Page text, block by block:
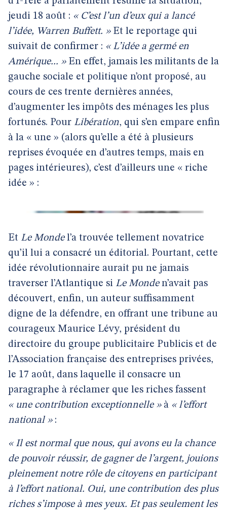
jeudi 18 août : « C’est l’un d’eux qui a lancé
l’idée, Warren Buffett. »Et le reportage qui
suivait de confirmer : « L’idée a germé en
Amérique... »En effet, jamais les militants de la
gauche sociale et politique n’ont proposé, au
cours de ces trente dernières années,
d’augmenter les impôts des ménages les plus
fortunés. Pour Libération, qui s’en empare enfin
à la « une » (alors qu’elle a été à plusieurs
reprises évoquée en d’autres temps, mais en
pages intérieures), c’est d’ailleurs une « riche
idée » :
Et Le Mondel’a trouvée tellement novatrice
qu’il lui a consacré un éditorial. Pourtant, cette
idée révolutionnaire aurait pu ne jamais
traverser l’Atlantique si Le Monden’avait pas
découvert, enfin, un auteur suffisamment
digne de la défendre, en offrant une tribune au
courageux Maurice Lévy, président du
directoire du groupe publicitaire Publicis et de
l’Association française des entreprises privées,
le 17 août, dans laquelle il consacre un
paragraphe à réclamer que les riches fassent
« une contribution exceptionnelle »à « l’effort
national »:
« Il est normal que nous, qui avons eu la chance
de pouvoir réussir, de gagner de l’argent, jouions
pleinement notre rôle de citoyens en participant
à l’effort national. Oui, une contribution des plus
riches s’impose à mes yeux. Et pas seulement les